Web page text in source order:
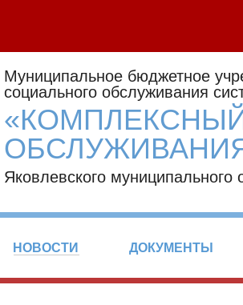
Муниципальное бюджетное
социального обслуживания
Яковлевского муниципального
НОВОСТИ ДОКУМЕНТЫ